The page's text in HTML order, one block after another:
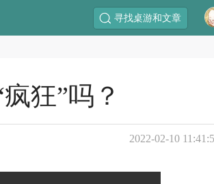
寻找桌游和文章
狂”吗？
2022-02-10